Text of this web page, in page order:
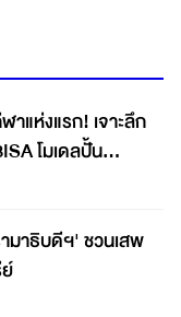
าแห่งแรก! เจาะลึก
โมเดลปั้น
มาธิบดีฯ' ชวนเสพ